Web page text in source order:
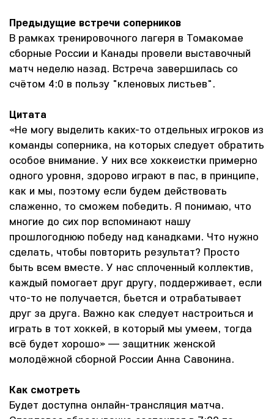
Предыдущие встречи соперников
В рамках тренировочного лагеря в Томакомае
сборные России и Канады провели выставочный
матч неделю назад. Встреча завершилась со
счётом 4:0 в пользу "кленовых листьев".
Цитата
«Не могу выделить каких-то отдельных игроков из
команды соперника, на которых следует обратить
особое внимание. У них все хоккеистки примерно
одного уровня, здорово играют в пас, в принципе,
как и мы, поэтому если будем действовать
слаженно, то сможем победить. Я понимаю, что
многие до сих пор вспоминают нашу
прошлогоднюю победу над канадками. Что нужно
сделать, чтобы повторить результат? Просто
быть всем вместе. У нас сплоченный коллектив,
каждый помогает друг другу, поддерживает, если
что-то не получается, бьется и отрабатывает
друг за друга. Важно как следует настроиться и
играть в тот хоккей, в который мы умеем, тогда
всё будет хорошо» — защитник женской
молодёжной сборной России Анна Савонина.
Как смотреть
Будет доступна онлайн-трансляция матча.